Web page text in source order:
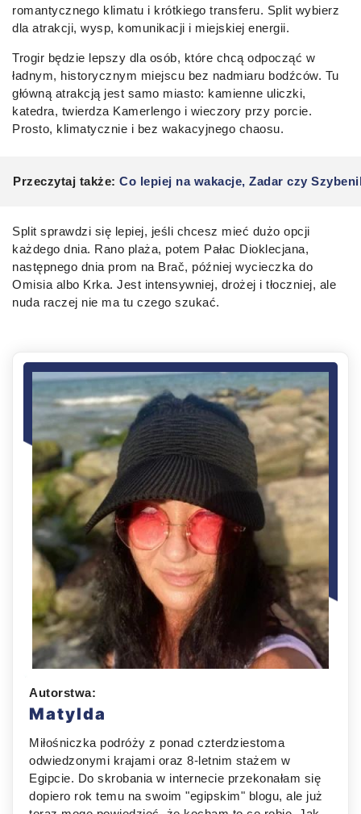
romantycznego klimatu i krótkiego transferu. Split wybierz
dla atrakcji, wysp, komunikacji i miejskiej energii.
Trogir będzie lepszy dla osób, które chcą odpocząć w
ładnym, historycznym miejscu bez nadmiaru bodźców. Tu
główną atrakcją jest samo miasto: kamienne uliczki,
katedra, twierdza Kamerlengo i wieczory przy porcie.
Prosto, klimatycznie i bez wakacyjnego chaosu.
Przeczytaj także: Co lepiej na wakacje, Zadar czy
Split sprawdzi się lepiej, jeśli chcesz mieć dużo opcji
każdego dnia. Rano plaża, potem Pałac Dioklecjana,
następnego dnia prom na Brač, później wycieczka do
Omisia albo Krka. Jest intensywniej, drożej i tłoczniej, ale
nuda raczej nie ma tu czego szukać.
Autorstwa:
Matylda
Miłośniczka podróży z ponad czterdziestoma
odwiedzonymi krajami oraz 8-letnim stażem w
Egipcie. Do skrobania w internecie przekonałam się
dopiero rok temu na swoim "egipskim" blogu, ale już